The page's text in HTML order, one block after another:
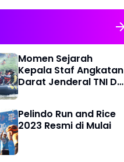
Momen Sejarah
Kepala Staf Angkatan
Darat Jenderal TNI Dr
Pelindo Run and Rice
2023 Resmi di Mulai